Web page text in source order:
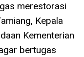
merestorasi
Kepala
Kementerian
bertugas